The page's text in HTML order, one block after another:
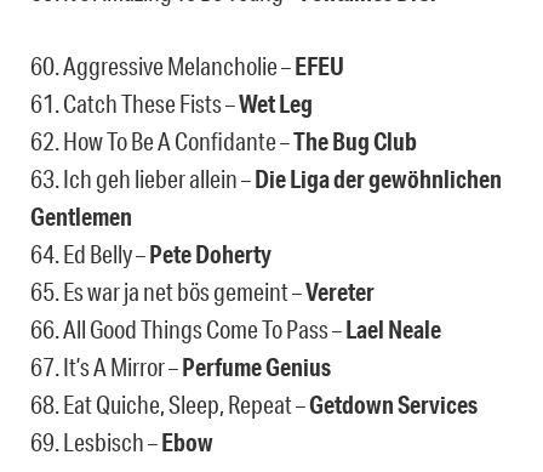
60. Aggressive Melancholie –EFEU
61. Catch These Fists –Wet Leg
62. How To Be A Confidante –The Bug Club
63. Ich geh lieber allein –Die Liga der gewöhnlichen
Gentlemen
64. Ed Belly –Pete Doherty
65. Es war ja net bös gemeint –Vereter
66. All Good Things Come To Pass –Lael Neale
67. It’s A Mirror –Perfume Genius
68. Eat Quiche, Sleep, Repeat –Getdown Services
69. Lesbisch –Ebow